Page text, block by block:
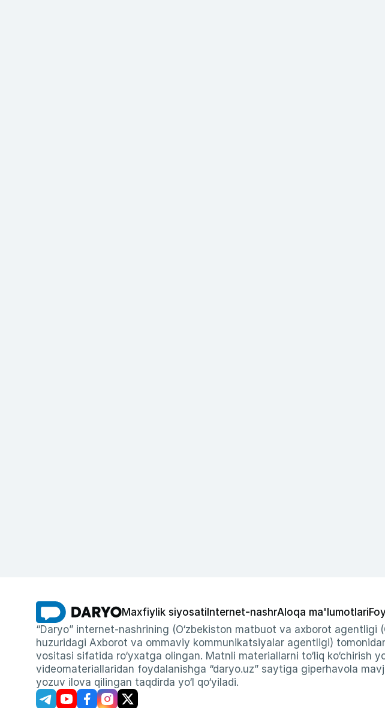
Maxfiylik siyosati Internet-nashrAloqa ma'lumotlari
“Daryo” internet-nashrining (O‘zbekiston matbuot va axborot agentligi
huzuridagi Axborot va ommaviy kommunikatsiyalar agentligi)
vositasi sifatida ro‘yxatga olingan. Matnli materiallarni to‘liq
videomateriallaridan foydalanishga “daryo.uz” saytiga giperhavola
yozuv ilova qilingan taqdirda yo‘l qo‘yiladi.